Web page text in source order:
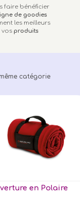
faire bénéficier
de goodies
les meilleurs
produits
catégorie
en Polaire